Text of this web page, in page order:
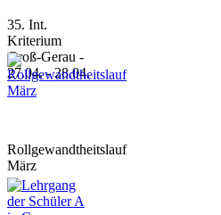
35. Int.
Kriterium
Groß-Gerau -
27.04. - 28.04.
Rollgewandtheitslauf
März